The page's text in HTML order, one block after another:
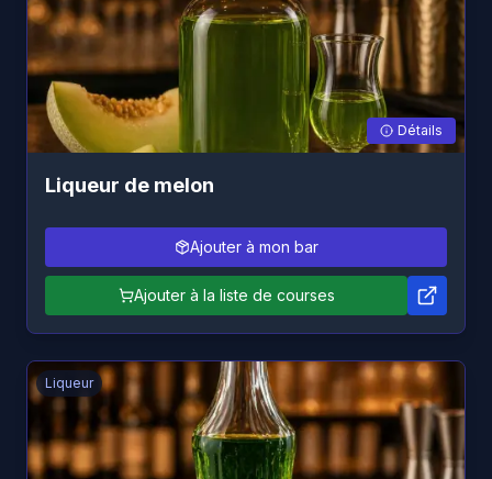
Détails
Liqueur de melon
Ajouter à mon bar
Ajouter à la liste de courses
Liqueur